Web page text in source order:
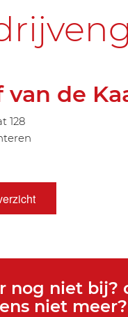
de
128
nog niet bij?
niet meer?